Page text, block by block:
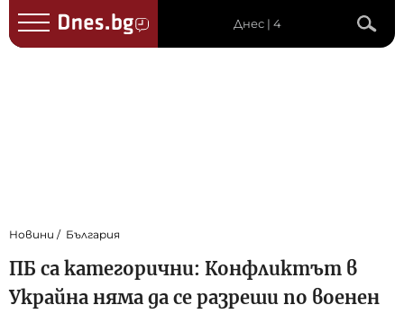
Днес | 4
Новини България
ПБ са категорични: Конфликтът в
Украйна няма да се разреши по военен